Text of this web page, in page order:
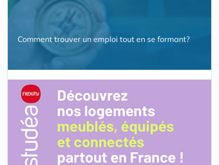
Comment trouver un emploi tout en se formant?